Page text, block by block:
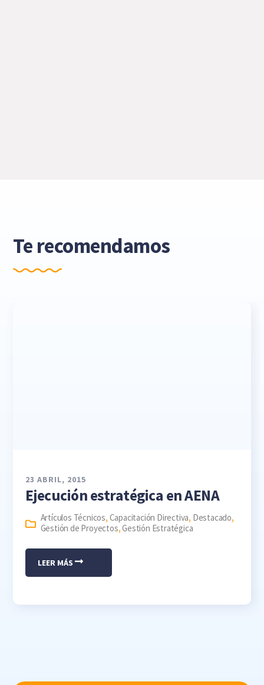
Te recomendamos
23 ABRIL, 2015
Ejecución estratégica en AENA
Artículos Técnicos, Capacitación Directiva, Destacado,
Gestión de Proyectos,Gestión Estratégica
LEER MÁS